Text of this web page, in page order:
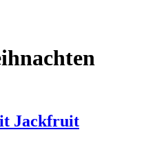
Jackfruit